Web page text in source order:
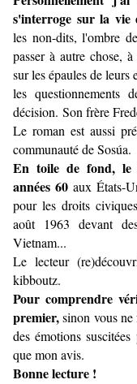
s'interroge sur la vie
les non-dits, l'ombre
passer à autre chose,
sur les épaules de leurs
les questionnements
décision. Son frère
Le roman est aussi
communauté de Sosúa.
En toile de fond, le
années 60 aux États-
pour les droits
août 1963 devant
Vietnam...
Le lecteur
kibboutz.
Pour comprendre
premier,sinon vous ne
des émotions
que mon avis.
Bonne lecture !